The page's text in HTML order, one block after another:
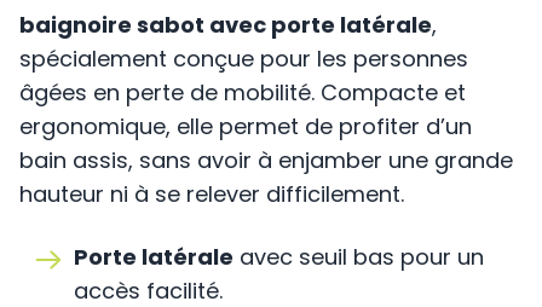
baignoire sabot avec porte latérale,
spécialement conçue pour les personnes
âgées en perte de mobilité. Compacte et
ergonomique, elle permet de profiter d’un
bain assis, sans avoir à enjamber une grande
hauteur ni à se relever difficilement.
Porte latérale avec seuil bas pour un
accès facilité.